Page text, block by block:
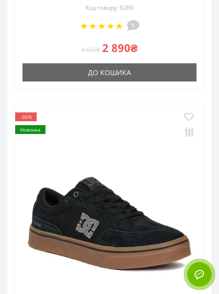
Код товару: 6289
1
4 550₴ 2 890₴
ДО КОШИКА
-36%
Новинка